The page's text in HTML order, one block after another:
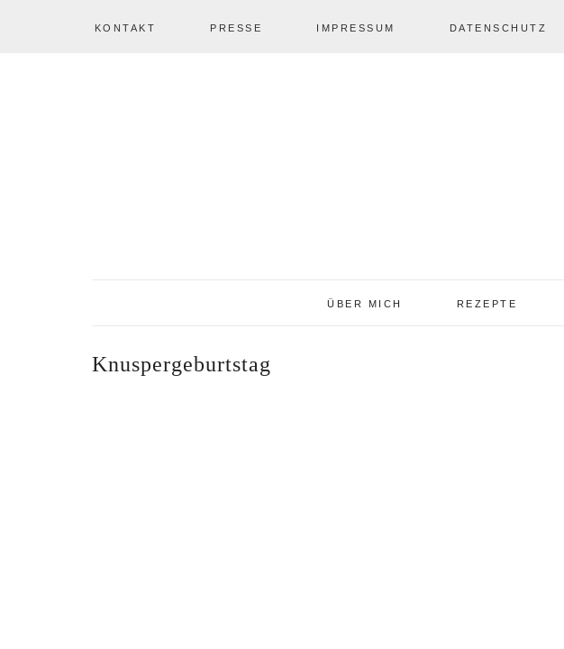
KONTAKT PRESSE IMPRESSUM DATENSCHUTZ
ÜBER MICH REZEPTE
Knuspergeburtstag